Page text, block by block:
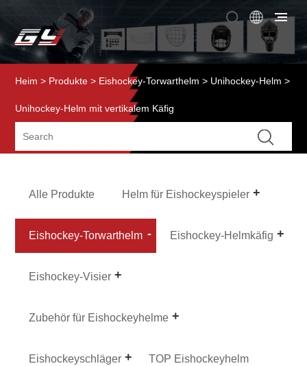
Heim > Produkte > Eishockey-Torwarthelm > Unihockey-Helm >
Unihockey-Helm mit vertikalem Käfig
Alle Produkte Helm für Eishockeyspieler
Eishockey-Torwarthelm Eishockey-Helmkäfig
Eishockey-Visier
Zubehör für Eishockeyhelme
Eishockeyschläger TOP Eishockeyhelm